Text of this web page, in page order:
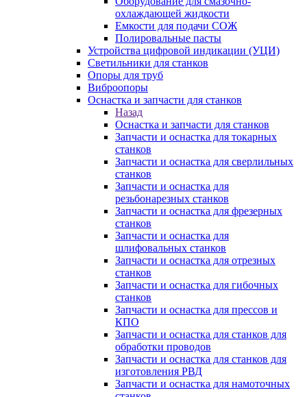
охлаждающей жидкости
Емкости для подачи СОЖ
Полировальные пасты
Устройства цифровой индикации (УЦИ)
Светильники для станков
Опоры для труб
Виброопоры
Оснастка и запчасти для станков
Назад
Оснастка и запчасти для станков
Запчасти и оснастка для токарных
станков
Запчасти и оснастка для сверлильных
станков
Запчасти и оснастка для
резьбонарезных станков
Запчасти и оснастка для фрезерных
станков
Запчасти и оснастка для
шлифовальных станков
Запчасти и оснастка для отрезных
станков
Запчасти и оснастка для гибочных
станков
Запчасти и оснастка для прессов и
КПО
Запчасти и оснастка для станков для
обработки проводов
Запчасти и оснастка для станков для
изготовления РВД
Запчасти и оснастка для намоточных